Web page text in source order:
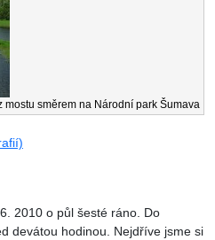
mostu směrem na Národní park Šumava
2010 o půl šesté ráno. Do
devátou hodinou. Nejdříve jsme si